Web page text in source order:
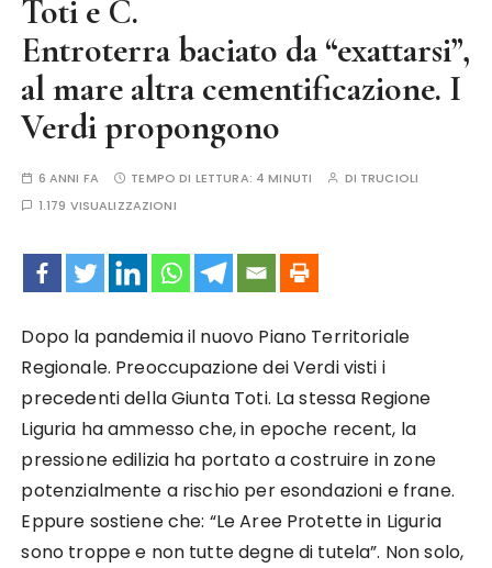
Toti e C.
Entroterra baciato da “exattarsi”,
al mare altra cementificazione. I
Verdi propongono
6 ANNI FA TEMPO DI LETTURA: 4 MINUTI DI TRUCIOLI
1.179 VISUALIZZAZIONI
Dopo la pandemia il nuovo Piano Territoriale
Regionale. Preoccupazione dei Verdi visti i
precedenti della Giunta Toti. La stessa Regione
Liguria ha ammesso che, in epoche recent, la
pressione edilizia ha portato a costruire in zone
potenzialmente a rischio per esondazioni e frane.
Eppure sostiene che: “Le Aree Protette in Liguria
sono troppe e non tutte degne di tutela”. Non solo,